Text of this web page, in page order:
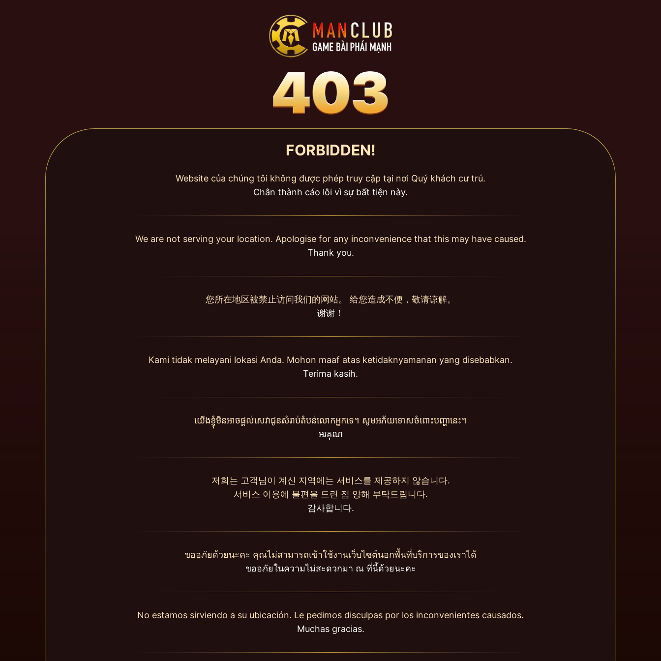
FORBIDDEN!
Website của chúng tôi không được phép truy cập tại nơi Quý khách cư trú.
Chân thành cáo lỗi vì sự bất tiện này.
We are not serving your location. Apologise for any inconvenience that this may have caused.
Thank you.
您所在地区被禁止访问我们的网站。 给您造成不便，敬请谅解。
谢谢！
Kami tidak melayani lokasi Anda. Mohon maaf atas ketidaknyamanan yang disebabkan.
Terima kasih.
យើងខ្ញុំមិនអាចផ្តល់សេវាជូនសំរាប់តំបន់លោកអ្នកទេ។ សូមអភ័យទោសចំពោះបញ្ហានេះ។
អរគុណ
저희는 고객님이 계신 지역에는 서비스를 제공하지 않습니다.
서비스 이용에 불편을 드린 점 양해 부탁드립니다.
감사합니다.
ขออภัยด้วยนะคะ คุณไม่สามารถเข้าใช้งานเว็บไซต์นอกพื้นที่บริการของเราได้
ขออภัยในความไม่สะดวกมา ณ ที่นี้ด้วยนะคะ
No estamos sirviendo a su ubicación. Le pedimos disculpas por los inconvenientes causados.
Muchas gracias.